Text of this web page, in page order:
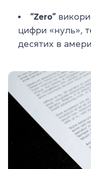
“Zero”
цифри «нуль»,
десятих в